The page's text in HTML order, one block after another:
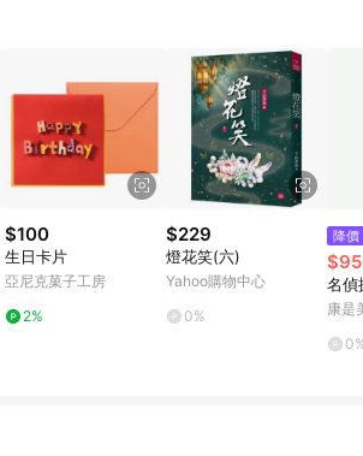
$100
生日卡片
亞尼克菓子工房
2%
$229
燈花笑(六)
Yahoo購物中心
0%
降價
$95
名偵
康是